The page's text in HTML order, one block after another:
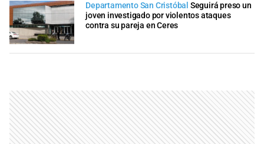
Departamento San Cristóbal Seguirá preso un
joven investigado por violentos ataques
contra su pareja en Ceres